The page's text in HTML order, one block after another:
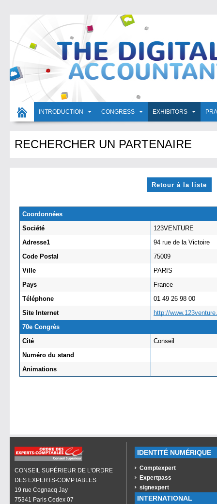
INTRODUCTION CONGRESS EXHIBITORS
RECHERCHER UN PARTENAIRE
Retour à la liste
Coordonnées
Société
123VENTURE
Adresse1
94 rue de la Victoire
Code Postal
75009
Ville
PARIS
Pays
France
Téléphone
01 49 26 98 00
Site Internet
http://
70e Congrès
Cité
Conseil
Numéro du stand
Animations
CONSEIL SUPÉRIEUR DE L'ORDRE
DES EXPERTS-COMPTABLES
19 rue Cognacq Jay
75341 Paris Cedex 07
IDENTITÉ NUMÉRIQUE
Comptexpert
Expertpass
signexpert
INTERNATIONAL